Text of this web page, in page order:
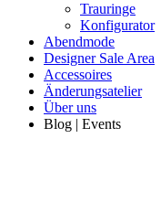
Trauringe
Konfigurator
Abendmode
Designer Sale Area
Accessoires
Änderungsatelier
Über uns
Blog | Events